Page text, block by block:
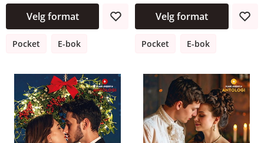
Velg format
Pocket E-bok
Velg format
Pocket E-bok